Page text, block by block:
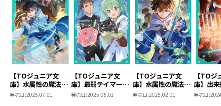
【TOジュニア文
庫】水属性の魔法使
い 第一部 中央諸
国編5
発売日:2025.07.01
【TOジュニア文
庫】最弱テイマーは
ゴミ拾いの旅を始め
ました。8
発売日:2025.05.01
【TOジュニア文
庫】水属性の魔法使
い 第一部 中央諸
国編4
発売日:2025.02.01
【TOジ
庫】出
ばれた
家から
発売日: